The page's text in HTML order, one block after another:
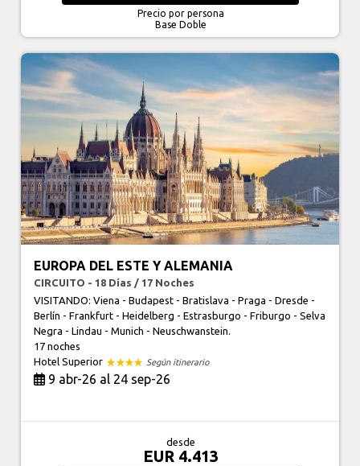
Precio por persona
Base Doble
EUROPA DEL ESTE Y ALEMANIA
CIRCUITO - 18 Días / 17 Noches
VISITANDO: Viena - Budapest - Bratislava - Praga - Dresde -
Berlín - Frankfurt - Heidelberg - Estrasburgo - Friburgo - Selva
Negra - Lindau - Munich - Neuschwanstein.
17 noches
Hotel Superior
Según itinerario
9 abr-26 al 24 sep-26
desde
EUR 4.413